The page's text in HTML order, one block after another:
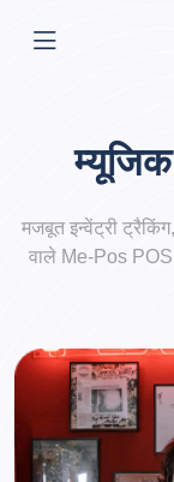
मजबूत इन्वेंट्री
वाले Me-Pos POS